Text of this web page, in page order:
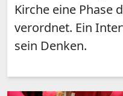
Kirche eine Phase
verordnet. Ein
sein Denken.